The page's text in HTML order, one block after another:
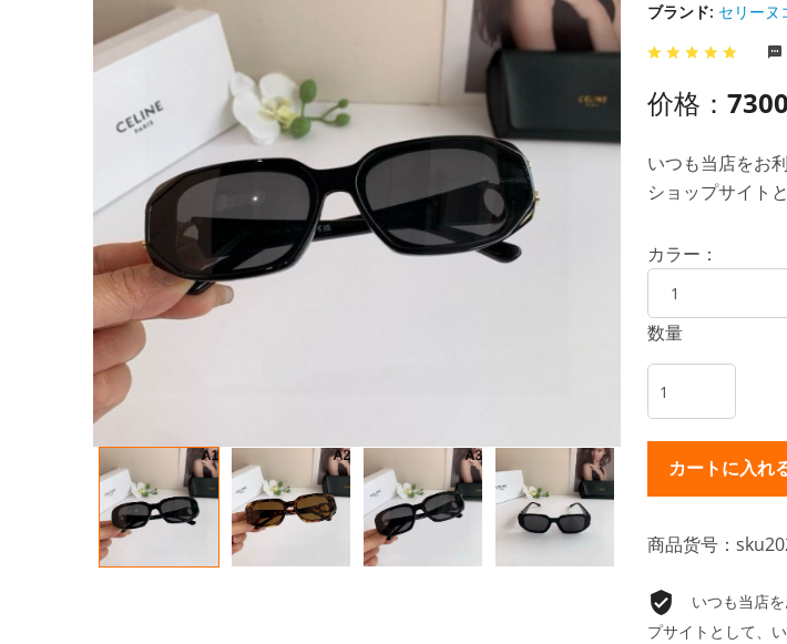
ブランド: セリーヌ
价格：
いつも当店をお
ショップサイトと
カラー：
数量
商品货号：
いつも当店
プサイトとして、